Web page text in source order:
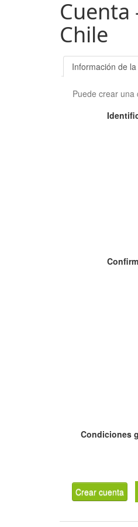
Cuenta
Chile
Información de
Puede crear
Condiciones
Crear cuenta